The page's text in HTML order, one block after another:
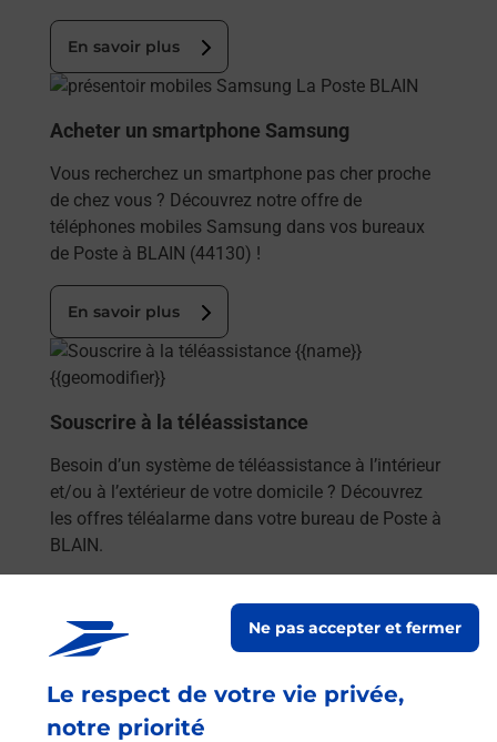
Le respect de votre vie privée,
notre priorité
Ne pas accepter et fermer
En savoir plus
En savoir plus
Acheter un smartphone Samsung
Vous recherchez un smartphone pas cher proche
de chez vous ? Découvrez notre offre de
téléphones mobiles Samsung dans vos bureaux
de Poste à BLAIN (44130) !
En savoir plus
En savoir plus
Souscrire à la téléassistance
Besoin d’un système de téléassistance à l’intérieur
et/ou à l’extérieur de votre domicile ? Découvrez
les offres téléalarme dans votre bureau de Poste à
BLAIN.
En savoir plus
Code de la route auto ou moto